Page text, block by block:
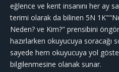
eğlence ve kent insanını her ay
terimi olarak da bilinen 5N
Neden? ve Kim?" prensibini
hazırlarken okuyucuya soracağı
sayede hem okuyucuya yol
bilgilenmesine olanak sunar.